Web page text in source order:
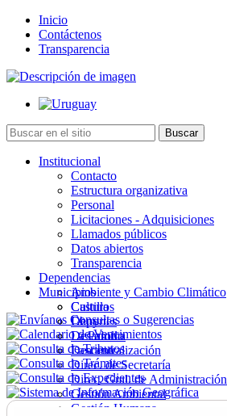
Inicio
Contáctenos
Transparencia
Institucional
Contacto
Estructura organizativa
Personal
Licitaciones - Adquisiciones
Llamados públicos
Datos abiertos
Transparencia
Dependencias
Ambiente y Cambio Climático
Cultura
Deportes
Desarrollo
Descentralización
Direc. de Secretaría
Direc. Gral. de Administración
Gestión Ambiental
Gestión Humana
Municipios
Castillos
Chuy
La Paloma
Lascano